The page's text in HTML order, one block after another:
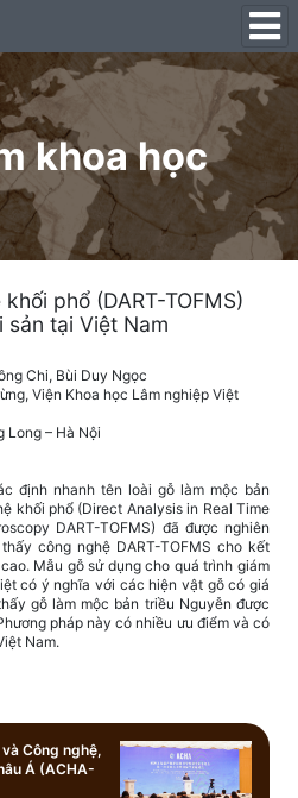
khoa học
phổ (DART-TOFMS)
tại Việt Nam
Chi, Bùi Duy Ngọc
Viện Khoa học Lâm nghiệp Việt
Long – Hà Nội
định nhanh tên loài gỗ làm mộc bản
khối phổ (Direct Analysis in Real Time
DART-TOFMS) đã được nghiên
công nghệ DART-TOFMS cho kết
Mẫu gỗ sử dụng cho quá trình giám
có ý nghĩa với các hiện vật gỗ có giá
gỗ làm mộc bản triều Nguyễn được
pháp này có nhiều ưu điểm và có
Nam.
Công nghệ,
Á (ACHA-